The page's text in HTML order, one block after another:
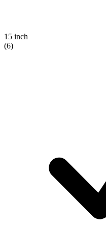
15 inch
(6)